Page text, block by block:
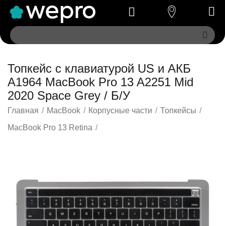
Топкейс с клавиатурой US и АКБ
A1964 MacBook Pro 13 A2251 Mid
2020 Space Grey / Б/У
Главная / MacBook / Корпусные части / Топкейсы /
MacBook Pro 13 Retina /